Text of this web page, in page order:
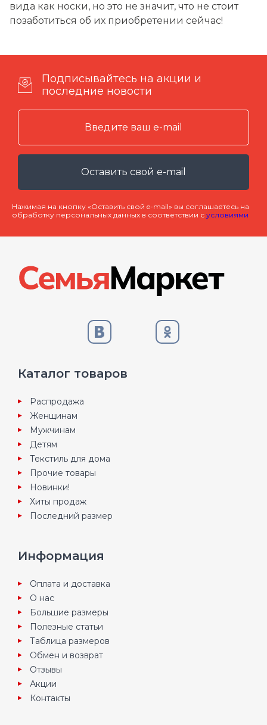
вида как носки, но это не значит, что не стоит
позаботиться об их приобретении сейчас!
Подписывайтесь на акции и
последние новости
Оставить свой e-mail
Нажимая на кнопку «Оставить свой e-mail» вы соглашаетесь на
обработку персональных данных в соответствии с условиями
Каталог товаров
Распродажа
Женщинам
Мужчинам
Детям
Текстиль для дома
Прочие товары
Новинки!
Хиты продаж
Последний размер
Информация
Оплата и доставка
О нас
Большие размеры
Полезные статьи
Таблица размеров
Обмен и возврат
Отзывы
Акции
Контакты